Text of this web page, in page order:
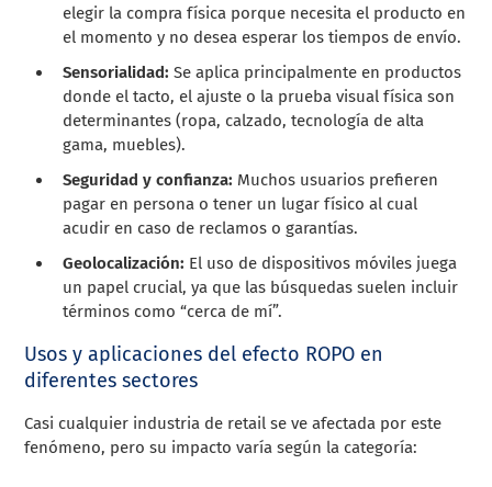
elegir la compra física porque necesita el producto en
el momento y no desea esperar los tiempos de envío.
Sensorialidad: Se aplica principalmente en productos
donde el tacto, el ajuste o la prueba visual física son
determinantes (ropa, calzado, tecnología de alta
gama, muebles).
Seguridad y confianza: Muchos usuarios prefieren
pagar en persona o tener un lugar físico al cual
acudir en caso de reclamos o garantías.
Geolocalización: El uso de dispositivos móviles juega
un papel crucial, ya que las búsquedas suelen incluir
términos como “cerca de mí”.
Usos y aplicaciones del efecto ROPO en
diferentes sectores
Casi cualquier industria de retail se ve afectada por este
fenómeno, pero su impacto varía según la categoría: